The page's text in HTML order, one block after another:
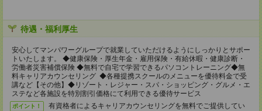
待遇・福利厚生
安心してマンパワーグループで就業していただけるようにしっかりとサポー
トいたします。 ◆健康保険・厚生年金・雇用保険・有給休暇・健康診断・
労働者災害補償保険 ◆無料で自宅で学習できるパソコントレーニング◆無
料キャリアカウンセリング ◆各種提携スクールのメニューを優待料金で受
講など【その他】◆リゾート・レジャー・スパ・ショッピング・グルメ・エ
ステなど各施設を特別割引価格にて利用できる優待サービス
ポイント！
有資格者によるキャリアカウンセリングを無料でご提供してい